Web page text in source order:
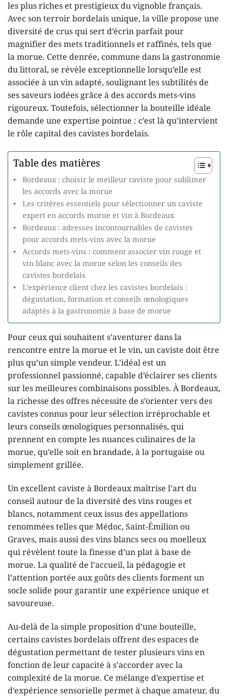
les plus riches et prestigieux du vignoble français.
Avec son terroir bordelais unique, la ville propose une
diversité de crus qui sert d’écrin parfait pour
magnifier des mets traditionnels et raffinés, tels que
la morue. Cette denrée, commune dans la gastronomie
du littoral, se révèle exceptionnelle lorsqu’elle est
associée à un vin adapté, soulignant les subtilités de
ses saveurs iodées grâce à des accords mets-vins
rigoureux. Toutefois, sélectionner la bouteille idéale
demande une expertise pointue : c’est là qu’intervient
le rôle capital des cavistes bordelais.
Table des matières
Bordeaux : choisir le meilleur caviste pour sublimer
les accords avec la morue
Les critères essentiels pour sélectionner un caviste
expert en accords morue et vin à Bordeaux
Bordeaux : adresses incontournables de cavistes
pour accords mets-vins avec la morue
Accords mets-vins : comment associer vin rouge et
vin blanc avec la morue selon les conseils des
cavistes bordelais
L’expérience client chez les cavistes bordelais :
dégustation, formation et conseils œnologiques
adaptés à la gastronomie à base de morue
Pour ceux qui souhaitent s’aventurer dans la
rencontre entre la morue et le vin, un caviste doit être
plus qu’un simple vendeur. L’idéal est un
professionnel passionné, capable d’éclairer ses clients
sur les meilleures combinaisons possibles. À Bordeaux,
la richesse des offres nécessite de s’orienter vers des
cavistes connus pour leur sélection irréprochable et
leurs conseils œnologiques personnalisés, qui
prennent en compte les nuances culinaires de la
morue, qu’elle soit en brandade, à la portugaise ou
simplement grillée.
Un excellent caviste à Bordeaux maîtrise l’art du
conseil autour de la diversité des vins rouges et
blancs, notamment ceux issus des appellations
renommées telles que Médoc, Saint-Émilion ou
Graves, mais aussi des vins blancs secs ou moelleux
qui révèlent toute la finesse d’un plat à base de
morue. La qualité de l’accueil, la pédagogie et
l’attention portée aux goûts des clients forment un
socle solide pour garantir une expérience unique et
savoureuse.
Au-delà de la simple proposition d’une bouteille,
certains cavistes bordelais offrent des espaces de
dégustation permettant de tester plusieurs vins en
fonction de leur capacité à s’accorder avec la
complexité de la morue. Ce mélange d’expertise et
d’expérience sensorielle permet à chaque amateur, du